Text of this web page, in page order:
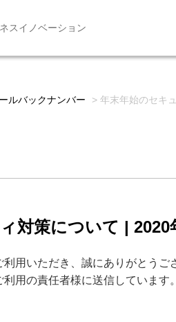
スイノベーション
ルバックナンバー > 年末年始のセキ
対策について | 2020
用いただき、誠にありがとうご
用の責任者様に送信しています。